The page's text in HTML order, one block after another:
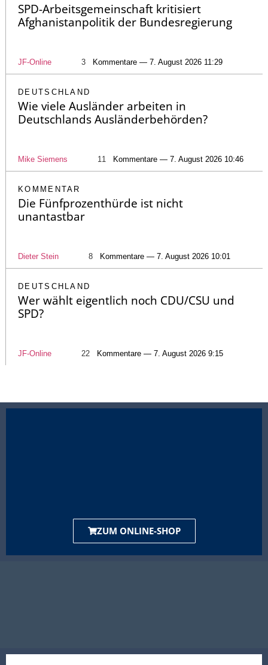
SPD-Arbeitsgemeinschaft kritisiert
Afghanistanpolitik der Bundesregierung
JF-Online 3 Kommentare — 7. August 2026 11:29
DEUTSCHLAND
Wie viele Ausländer arbeiten in
Deutschlands Ausländerbehörden?
Mike Siemens 11 Kommentare — 7. August 2026 10:46
KOMMENTAR
Die Fünfprozenthürde ist nicht
unantastbar
Dieter Stein 8 Kommentare — 7. August 2026 10:01
DEUTSCHLAND
Wer wählt eigentlich noch CDU/CSU und
SPD?
JF-Online 22 Kommentare — 7. August 2026 9:15
ZUM ONLINE-SHOP